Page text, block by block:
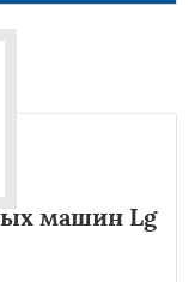
машин Lg